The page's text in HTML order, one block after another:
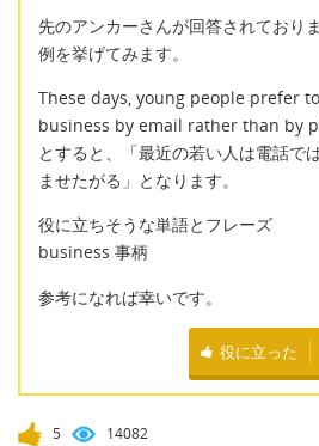
先のアンカーさんが回答されており
例を挙げてみます。
These days, young people prefer
business by email rather than by
とすると、「最近の若い人は電話で
ませたがる」となります。
役に立ちそうな単語とフレーズ
business 事柄
参考になれば幸いです。
役に立った
5 14082